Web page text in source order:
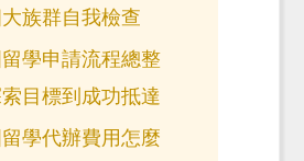
族群自我檢查
學申請流程總整
目標到成功抵達
學代辦費用怎麼